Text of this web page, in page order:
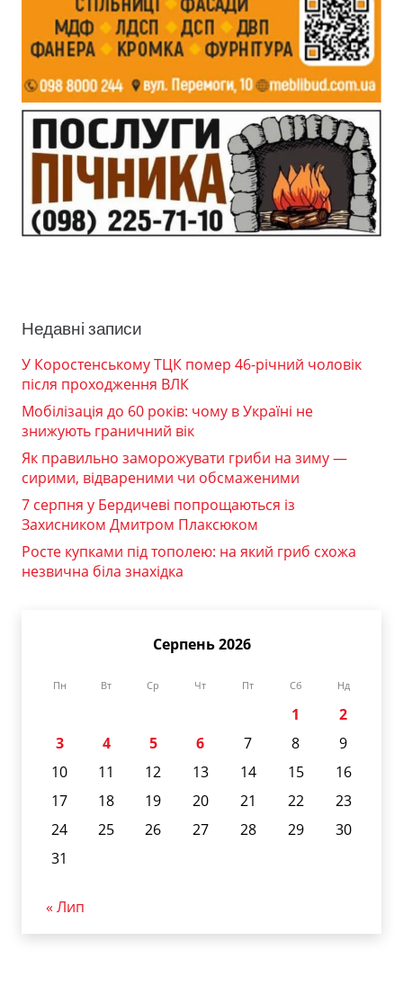
Недавні записи
У Коростенському ТЦК помер 46-річний чоловік
після проходження ВЛК
Мобілізація до 60 років: чому в Україні не
знижують граничний вік
Як правильно заморожувати гриби на зиму —
сирими, відвареними чи обсмаженими
7 серпня у Бердичеві попрощаються із
Захисником Дмитром Плаксюком
Росте купками під тополею: на який гриб схожа
незвична біла знахідка
Серпень 2026
Пн Вт Ср Чт Пт Сб Нд
1
2
3
4 5 6 7 8
9
10
11 12 13 14 15
16
17
18 19 20 21 22
23
24
25 26 27 28 29
30
31
« Лип